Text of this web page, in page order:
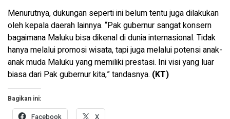
Menurutnya, dukungan seperti ini belum tentu juga dilakukan
oleh kepala daerah lainnya. “Pak gubernur sangat konsern
bagaimana Maluku bisa dikenal di dunia internasional. Tidak
hanya melalui promosi wisata, tapi juga melalui potensi anak-
anak muda Maluku yang memiliki prestasi. Ini visi yang luar
biasa dari Pak gubernur kita,” tandasnya. (KT)
Bagikan ini:
Facebook X